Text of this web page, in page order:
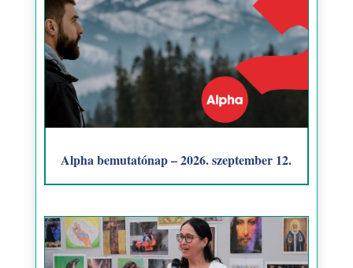
Alpha bemutatónap – 2026. szeptember 12.